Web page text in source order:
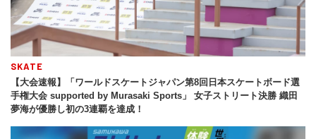
SKATE
【大会速報】「ワールドスケートジャパン第8回日本スケートボード選
手権大会 supported by Murasaki Sports」 女子ストリート決勝 織田
夢海が優勝し初の3連覇を達成！